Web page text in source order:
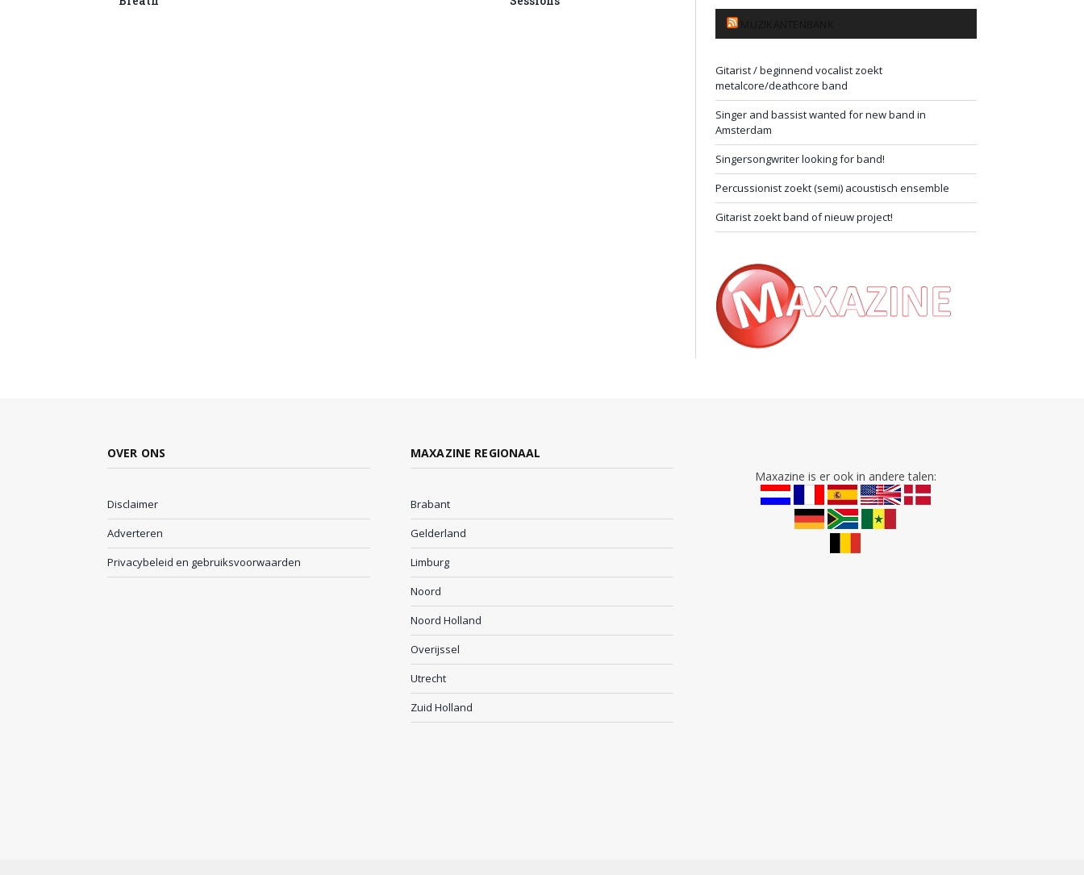
Gitarist / beginnend vocalist zoekt
metalcore/deathcore band
Singer and bassist wanted for new band in
Amsterdam
Singersongwriter looking for band!
Percussionist zoekt (semi) acoustisch ensemble
Gitarist zoekt band of nieuw project!
OVER ONS
Disclaimer
Adverteren
Privacybeleid en gebruiksvoorwaarden
MAXAZINE REGIONAAL
Brabant
Gelderland
Limburg
Noord
Noord Holland
Overijssel
Utrecht
Zuid Holland
Maxazine is er ook in andere talen: